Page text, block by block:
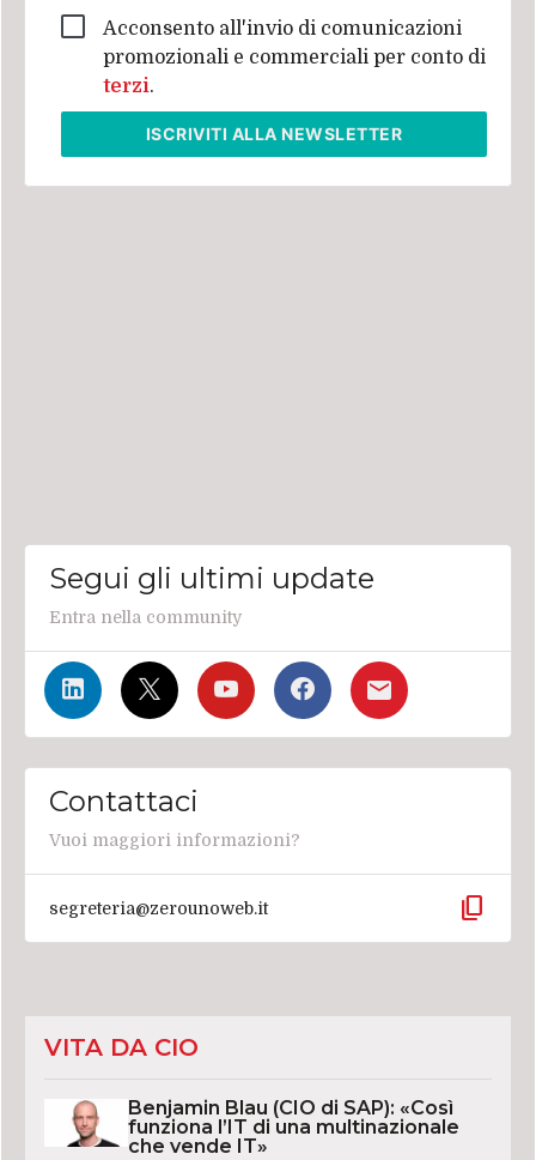
Acconsento all'invio di comunicazioni
promozionali e commerciali per conto di
terzi.
ISCRIVITI ALLA NEWSLETTER
Segui gli ultimi update
Entra nella community
Contattaci
Vuoi maggiori informazioni?
segreteria@zerounoweb.it content_copy
VITA DA CIO
Benjamin Blau (CIO di SAP): «Così
funziona l’IT di una multinazionale
che vende IT»